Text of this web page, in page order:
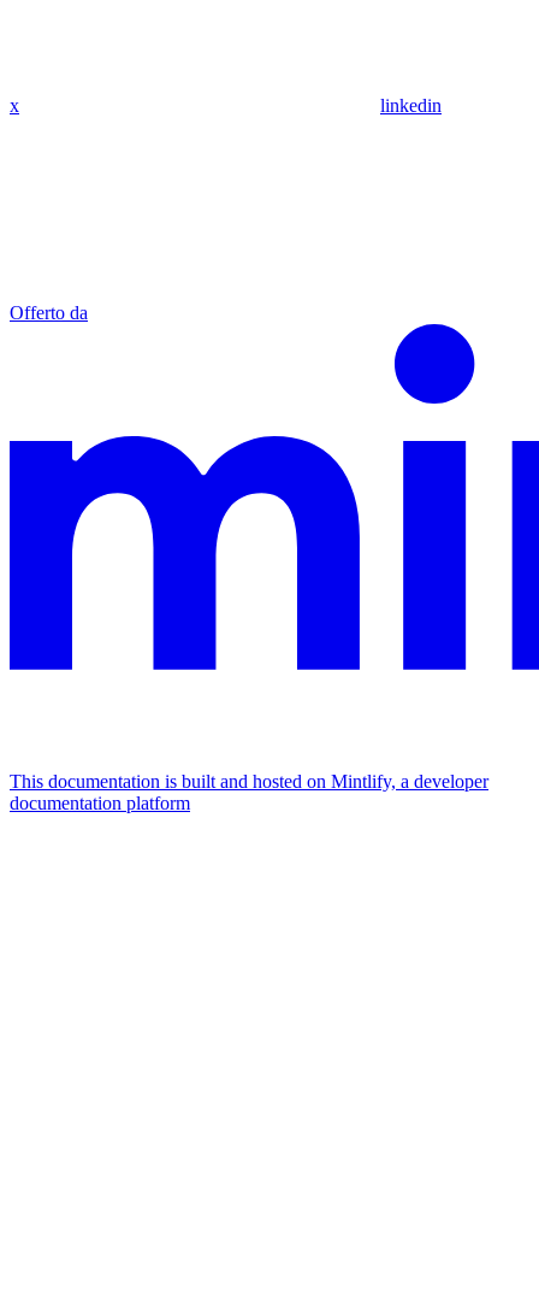
x linkedin
Offerto da
This documentation is built and hosted on Mintlify, a developer
documentation platform